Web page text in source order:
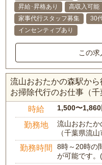
昇給･昇格あり
高収入可能
家事代行スタッフ募集
30
インセンティブあり
この求
流山おおたかの森駅か
お掃除代行のお仕事（千
時給 1,500〜1,860
勤務地
流山おおた
（千葉県流山
勤務時間
8時～20時の
が可能です